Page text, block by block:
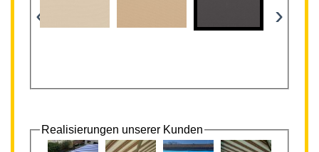
‹ ›
Realisierungen unserer Kunden